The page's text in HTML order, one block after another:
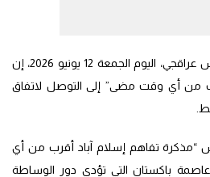
قال وزير الخارجية الإيراني عباس عراقجي، اليوم الجمعة 12 يونيو 2026، إن
من أي وقت مضى” إلى التوصل لاتفاق
تفاهم إسلام آباد أقرب من أي
باكستان التي تؤدي دور الوساطة